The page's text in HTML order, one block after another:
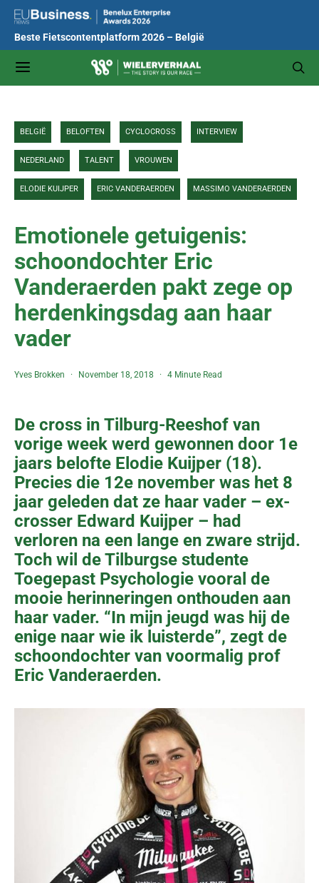
Beste Fietscontentplatform 2026 – België
BELGIË BELOFTEN CYCLOCROSS INTERVIEW
NEDERLAND TALENT VROUWEN
ELODIE KUIJPER ERIC VANDERAERDEN MASSIMO VANDERAERDEN
Emotionele getuigenis:
schoondochter Eric
Vanderaerden pakt zege op
herdenkingsdag aan haar
vader
Yves Brokken November 18, 2018 4 Minute Read
De cross in Tilburg-Reeshof van
vorige week werd gewonnen door 1e
jaars belofte Elodie Kuijper (18).
Precies die 12e november was het 8
jaar geleden dat ze haar vader – ex-
crosser Edward Kuijper – had
verloren na een lange en zware strijd.
Toch wil de Tilburgse studente
Toegepast Psychologie vooral de
mooie herinneringen onthouden aan
haar vader. “In mijn jeugd was hij de
enige naar wie ik luisterde”, zegt de
schoondochter van voormalig prof
Eric Vanderaerden.